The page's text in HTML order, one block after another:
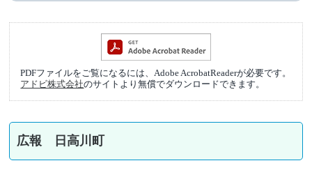
PDFファイルをご覧になるには、Adobe AcrobatReaderが必要です。
アドビ株式会社のサイトより無償でダウンロードできます。
広報 日高川町